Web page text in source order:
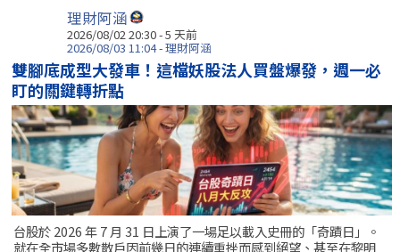
理財阿涵
2026/08/02 20:30 - 5 天前
2026/08/03 11:04 - 理財阿涵
雙腳底成型大發車！這檔妖股法人買盤爆發，週一必
盯的關鍵轉折點
台股於 2026 年 7 月 31 日上演了一場足以載入史冊的「奇蹟日」。
就在全市場多數散戶因前幾日的連續重挫而感到絕望、甚至在黎明